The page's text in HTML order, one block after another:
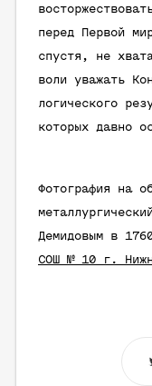
перед Первой
спустя, не
воли уважать
логического
которых давно
Фотография на
Демидовым в
СОШ № 10 г.